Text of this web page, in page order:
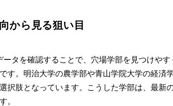
から見る狙い目
ータを確認することで、穴場学部を見つけや
す。明治大学の農学部や青山学院大学の経済
択肢となっています。こうした学部は、最新
。